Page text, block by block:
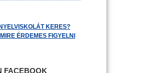
KERES?
ÉRDEMES FIGYELNI
FACEBOOK